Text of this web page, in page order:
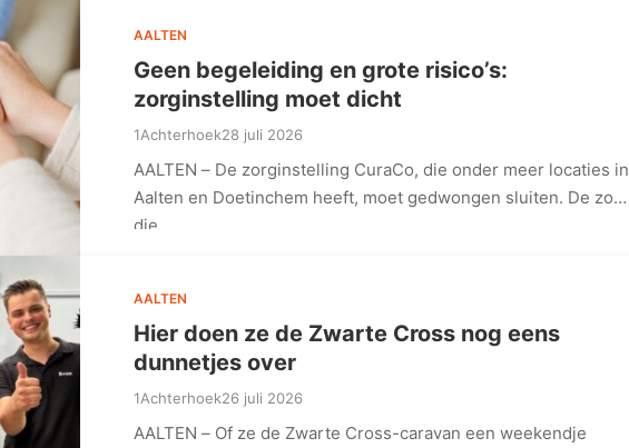
AALTEN
Geen begeleiding en grote risico’s:
zorginstelling moet dicht
1Achterhoek28 juli 2026
AALTEN – De zorginstelling CuraCo, die onder meer locaties in
Aalten en Doetinchem heeft, moet gedwongen sluiten. De zorg
die…
AALTEN
Hier doen ze de Zwarte Cross nog eens
dunnetjes over
1Achterhoek26 juli 2026
AALTEN – Of ze de Zwarte Cross-caravan een weekendje